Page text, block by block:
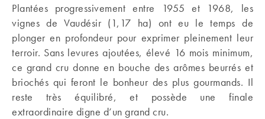
Plantées progressivement entre 1955 et 1968, les
vignes de Vaudésir (1,17 ha) ont eu le temps de
plonger en profondeur pour exprimer pleinement leur
terroir. Sans levures ajoutées, élevé 16 mois minimum,
ce grand cru donne en bouche des arômes beurrés et
briochés qui feront le bonheur des plus gourmands. Il
reste très équilibré, et possède une finale
extraordinaire digne d’un grand cru.